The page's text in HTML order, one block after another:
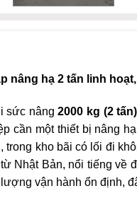
nâng hạ 2 tấn linh
sức nâng2000 kg (2 tấn)
cần một thiết bị nâng
kho bãi có lối đi
Nhật Bản, nổi tiếng về
vận hành ổn định,